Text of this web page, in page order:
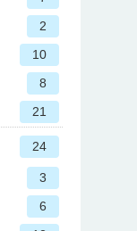
2
10
8
21
24
3
6